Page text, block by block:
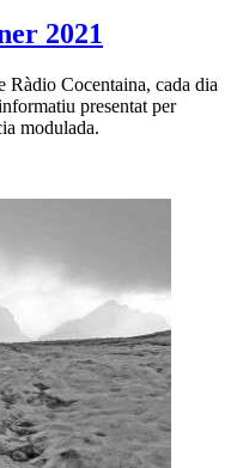
2021
Ràdio Cocentaina, cada dia
presentat per
modulada.